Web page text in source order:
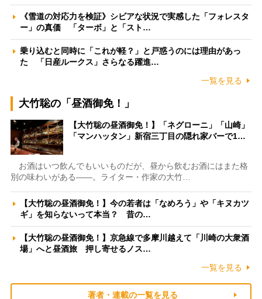
《雪道の対応力を検証》シビアな状況で実感した「フォレスタ
ー」の真価 「ターボ」と「スト…
乗り込むと同時に「これが軽？」と戸惑うのには理由があっ
た 「日産ルークス」さらなる躍進…
一覧を見る
大竹聡の「昼酒御免！」
【大竹聡の昼酒御免！】「ネグローニ」「山崎」
「マンハッタン」新宿三丁目の隠れ家バーで1…
お酒はいつ飲んでもいいものだが、昼から飲むお酒にはまた格
別の味わいがある――。ライター・作家の大竹…
【大竹聡の昼酒御免！】今の若者は「なめろう」や「キヌカツ
ギ」を知らないって本当？ 昔の…
【大竹聡の昼酒御免！】京急線で多摩川越えて「川崎の大衆酒
場」へと昼酒旅 押し寄せるノス…
一覧を見る
著者・連載の一覧を見る